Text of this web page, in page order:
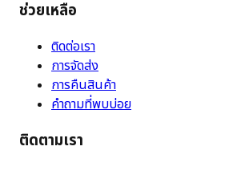
ช่วยเหลือ
ติดต่อเรา
การจัดส่ง
การคืนสินค้า
คำถามที่พบบ่อย
ติดตามเรา